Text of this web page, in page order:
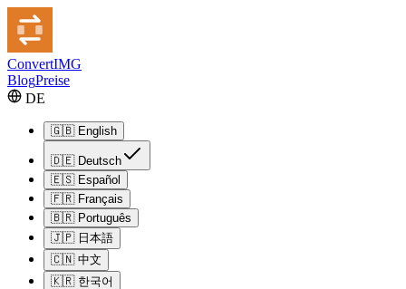
ConvertIMG
BlogPreise
DE
🇬🇧 English
🇩🇪 Deutsch
🇪🇸 Español
🇫🇷 Français
🇧🇷 Português
🇯🇵 日本語
🇨🇳 中文
🇰🇷 한국어